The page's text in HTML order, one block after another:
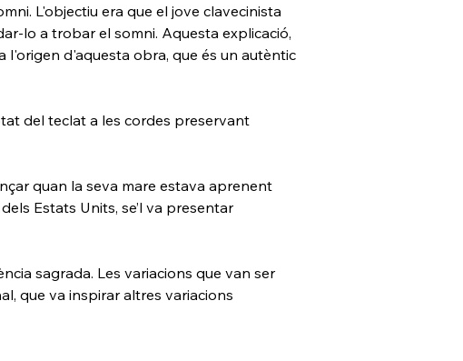
L'objectiu era que el jove clavecinista
lo a trobar el somni. Aquesta explicació,
d'aquesta obra, que és un autèntic
del teclat a les cordes preservant
quan la seva mare estava aprenent
Estats Units, se’l va presentar
sagrada. Les variacions que van ser
que va inspirar altres variacions